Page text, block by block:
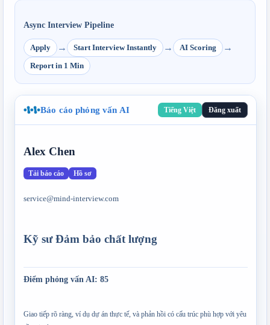
Async Interview Pipeline
Apply → Start Interview Instantly → AI Scoring →
Report in 1 Min
Báo cáo phỏng vấn AI Tiếng Việt Đăng xuất
Alex Chen
Tải báo cáo Hồ sơ
service@mind-interview.com
Kỹ sư Đảm bảo chất lượng
Điểm phỏng vấn AI: 85
Giao tiếp rõ ràng, ví dụ dự án thực tế, và phản hồi có cấu trúc phù hợp với yêu